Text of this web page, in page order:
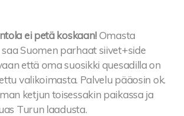
ei petä koskaan!Omasta
Suomen parhaat siivet+side
että oma suosikki quesadilla on
valikoimasta. Palvelu pääosin ok.
ketjun toisessakin paikassa ja
Turun laadusta.